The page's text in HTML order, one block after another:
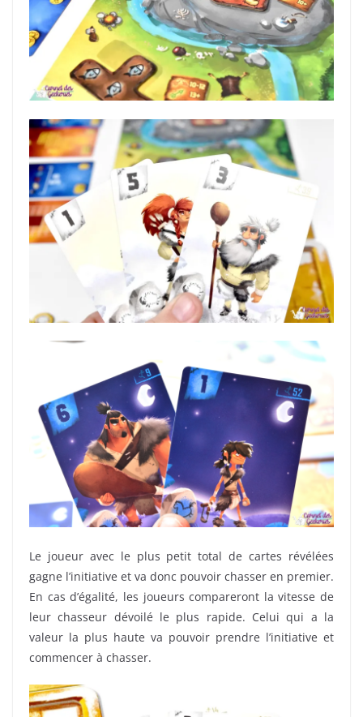
Le joueur avec le plus petit total de cartes révélées
gagne l’initiative et va donc pouvoir chasser en premier.
En cas d’égalité, les joueurs compareront la vitesse de
leur chasseur dévoilé le plus rapide. Celui qui a la
valeur la plus haute va pouvoir prendre l’initiative et
commencer à chasser.